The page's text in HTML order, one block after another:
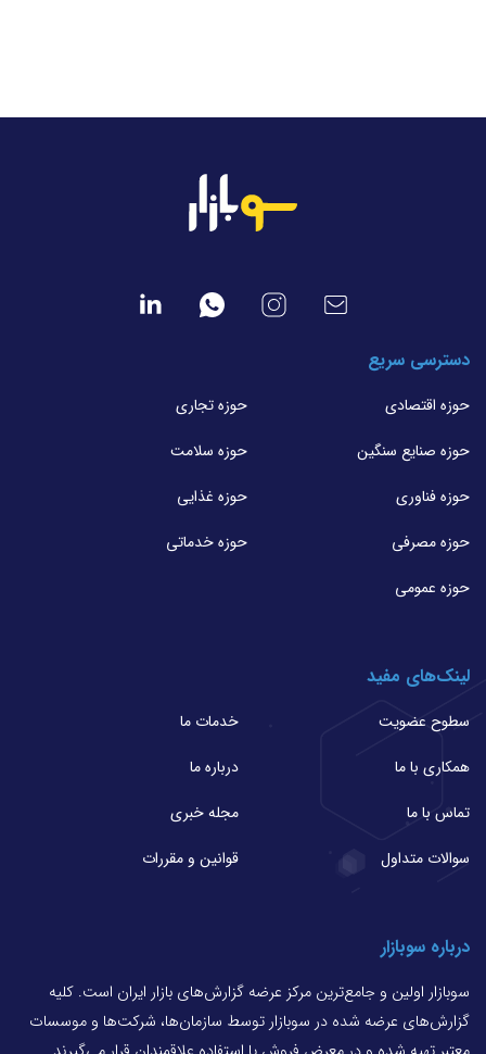
دسترسی سریع
حوزه اقتصادی
حوزه تجاری
حوزه صنایع سنگین
حوزه سلامت
حوزه فناوری
حوزه غذایی
حوزه مصرفی
حوزه خدماتی
حوزه عمومی
لینک‌های مفید
سطوح عضویت
خدمات ما
همکاری با ما
درباره ما
تماس با ما
مجله خبری
سوالات متداول
قوانین و مقررات
درباره سوبازار
سوبازار اولین و جامع‌ترین مرکز عرضه گزارش‌های بازار ایران است. کلیه
گزارش‌های عرضه شده در سوبازار توسط سازمان‌ها، شرکت‌ها و موسسات